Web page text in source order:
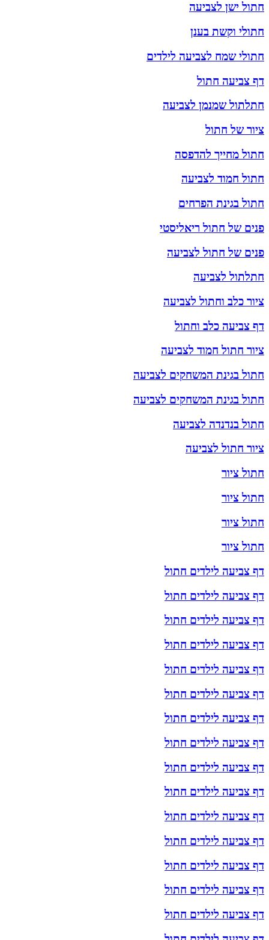
חתול ישן לצביעה
חתולי וקשת בענן
חתולי שמח לצביעה לילדים
דף צביעה חתול
חתלתול שמנמן לצביעה
ציור של חתול
חתול מחייך להדפסה
חתול חמוד לצביעה
חתול בגינת הפרחים
פנים של חתול ריאליסטי
פנים של חתול לצביעה
חתלתול לצביעה
ציור כלב וחתול לצביעה
דף צביעה כלב וחתול
ציור חתול חמוד לצביעה
חתול בגינת המשחקים לצביעה
חתול בגינת המשחקים לצביעה
חתול בנדנדה לצביעה
ציור חתול לצביעה
חתול ציור
חתול ציור
חתול ציור
חתול ציור
דף צביעה לילדים חתול
דף צביעה לילדים חתול
דף צביעה לילדים חתול
דף צביעה לילדים חתול
דף צביעה לילדים חתול
דף צביעה לילדים חתול
דף צביעה לילדים חתול
דף צביעה לילדים חתול
דף צביעה לילדים חתול
דף צביעה לילדים חתול
דף צביעה לילדים חתול
דף צביעה לילדים חתול
דף צביעה לילדים חתול
דף צביעה לילדים חתול
דף צביעה לילדים חתול